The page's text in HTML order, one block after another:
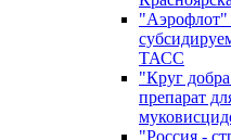
"Аэрофлот"
ТАСС
"Круг
препарат
"Россия -